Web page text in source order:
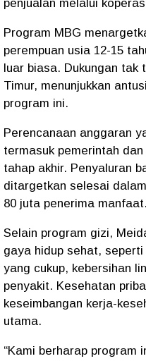
penjualan melalui
Program MBG
perempuan usia 12-15
luar biasa. Dukungan
Timur, menunjukkan
program ini.
Perencanaan anggaran
termasuk pemerintah
tahap akhir. Penyaluran
ditargetkan selesai
80 juta penerima manfaat.
Selain program gizi,
gaya hidup sehat,
yang cukup, kebersihan
penyakit. Kesehatan
keseimbangan kerja-
utama.
“Kami berharap program